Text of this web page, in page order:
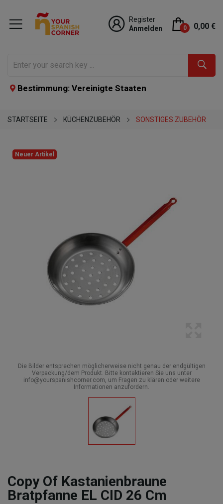
Register
Anmelden
0 0,00 €
Bestimmung: Vereinigte Staaten
STARTSEITE KÜCHENZUBEHÖR SONSTIGES ZUBEHÖR
Neuer Artikel
Die Bilder entsprechen möglicherweise nicht genau der endgültigen
Verpackung/dem Produkt. Bitte kontaktieren Sie uns unter
info@yourspanishcorner.com, um Fragen zu klären oder weitere
Informationen anzufordern.
Copy Of Kastanienbraune
Bratpfanne EL CID 26 Cm